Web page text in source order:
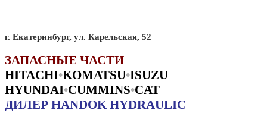
г. Екатеринбург, ул. Карельская, 52
ЗАПАСНЫЕ ЧАСТИ
HITACHI•KOMATSU•ISUZU
HYUNDAI•CUMMINS•CAT
ДИЛЕР HANDOK HYDRAULIC